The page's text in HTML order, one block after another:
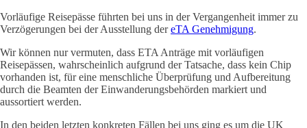
Vorläufige Reisepässe führten bei uns in der Vergangenheit immer zu
Verzögerungen bei der Ausstellung dereTA Genehmigung.
Wir können nur vermuten, dass ETA Anträge mit vorläufigen
Reisepässen, wahrscheinlich aufgrund der Tatsache, dass kein Chip
vorhanden ist, für eine menschliche Überprüfung und Aufbereitung
durch die Beamten der Einwanderungsbehörden markiert und
aussortiert werden.
In den beiden letzten konkreten Fällen bei uns ging es um die UK